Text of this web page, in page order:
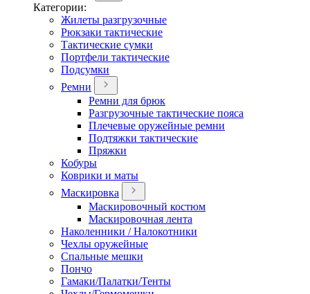
Категории:
Жилеты разгрузочные
Рюкзаки тактические
Тактические сумки
Портфели тактические
Подсумки
Ремни
Ремни для брюк
Разгрузочные тактические пояса
Плечевые оружейные ремни
Подтяжки тактические
Пряжки
Кобуры
Коврики и маты
Маскировка
Маскировочный костюм
Маскировочная лента
Наколенники / Налокотники
Чехлы оружейные
Спальные мешки
Пончо
Гамаки/Палатки/Тенты